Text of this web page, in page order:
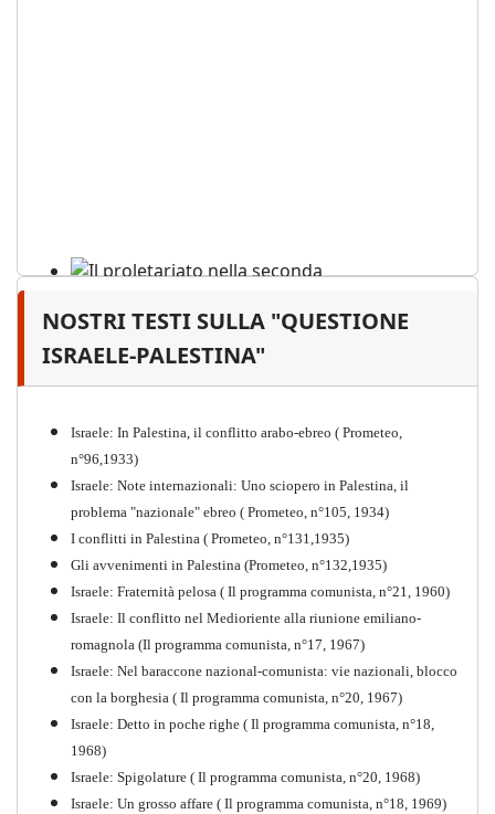
Il proletariato nella seconda
guerra mondiale e nella
Storia della Sinistra
Comunista V
NOSTRI TESTI SULLA "QUESTIONE
ISRAELE-PALESTINA"
Israele: In Palestina, il conflitto arabo-ebreo ( Prometeo,
n°96,1933)
Israele: Note internazionali: Uno sciopero in Palestina, il
problema "nazionale" ebreo ( Prometeo, n°105, 1934)
I conflitti in Palestina ( Prometeo, n°131,1935)
Gli avvenimenti in Palestina (Prometeo, n°132,1935)
Israele: Fraternità pelosa ( Il programma comunista, n°21, 1960)
Israele: Il conflitto nel Medioriente alla riunione emiliano-
romagnola (Il programma comunista, n°17, 1967)
Israele: Nel baraccone nazional-comunista: vie nazionali, blocco
con la borghesia ( Il programma comunista, n°20, 1967)
Israele: Detto in poche righe ( Il programma comunista, n°18,
1968)
Israele: Spigolature ( Il programma comunista, n°20, 1968)
Israele: Un grosso affare ( Il programma comunista, n°18, 1969)